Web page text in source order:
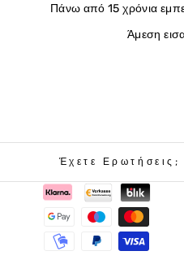
Πάνω από 15 χρόνια
Άμεση
Έχετε